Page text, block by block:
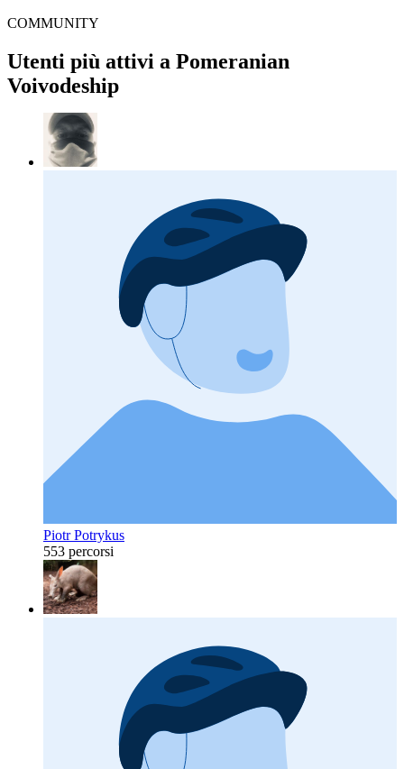
COMMUNITY
Utenti più attivi a Pomeranian
Voivodeship
Piotr Potrykus
553 percorsi